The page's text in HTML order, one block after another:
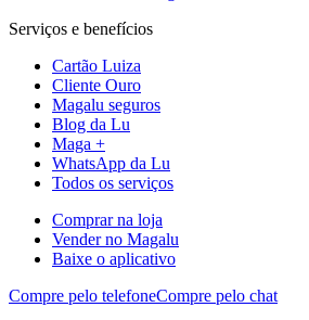
Serviços e benefícios
Cartão Luiza
Cliente Ouro
Magalu seguros
Blog da Lu
Maga +
WhatsApp da Lu
Todos os serviços
Comprar na loja
Vender no Magalu
Baixe o aplicativo
Compre pelo telefoneCompre pelo chat